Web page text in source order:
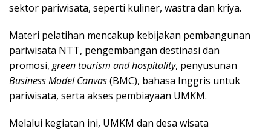
sektor pariwisata, seperti kuliner, wastra dan kriya.
Materi pelatihan mencakup kebijakan pembangunan
pariwisata NTT, pengembangan destinasi dan
promosi, green tourism and hospitality, penyusunan
Business Model Canvas(BMC), bahasa Inggris untuk
pariwisata, serta akses pembiayaan UMKM.
Melalui kegiatan ini, UMKM dan desa wisata